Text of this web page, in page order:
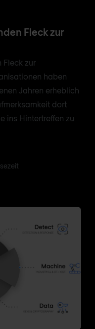
Fleck zur
Fleck zur
haben
Jahren erheblich
dort
ins Hintertreffen zu